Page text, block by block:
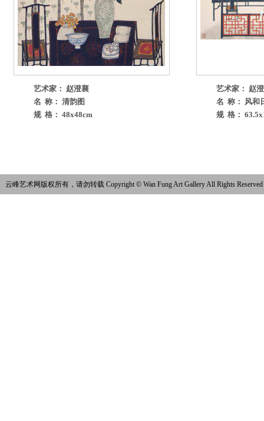
艺术家： 赵澄襄
名 称： 清韵图
规 格： 48x48cm
艺术家： 赵
名 称： 风和
规 格：
云峰艺术网版权所有，请勿转载 Copyright © Wan Fung Art Gallery All Rights Reserved